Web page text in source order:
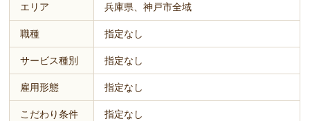
エリア 兵庫県、神戸市全域
職種 指定なし
サービス種別 指定なし
雇用形態 指定なし
こだわり条件 指定なし